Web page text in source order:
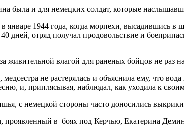
была и для немецких солдат, которые
январе 1944 года, когда морпехи, высадившись
дней, отряд получал продовольствие и
живительной влагой для раненых бойцов не
не растерялась и объяснила ему, что
и, приплясывая, наблюдал, как уходила к
с немецкой стороны часто доносились
проявленный в боях под Керчью, Екатерина